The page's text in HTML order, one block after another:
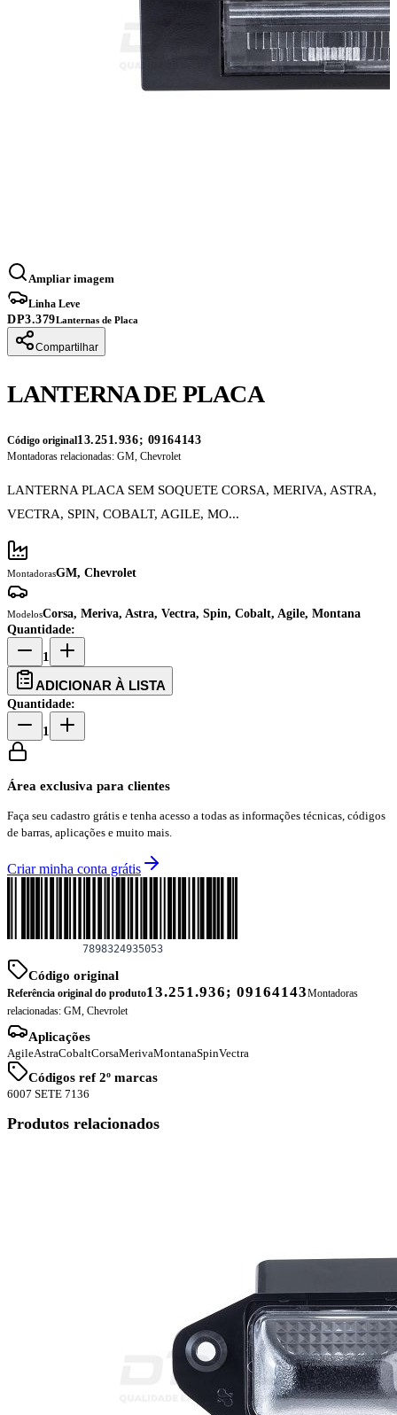
Ampliar imagem
Linha Leve
DP3.379Lanternas de Placa
Compartilhar
LANTERNA DE PLACA
Código original13.251.936; 09164143
Montadoras relacionadas: GM, Chevrolet
LANTERNA PLACA SEM SOQUETE CORSA, MERIVA, ASTRA,
VECTRA, SPIN, COBALT, AGILE, MO...
MontadorasGM, Chevrolet
ModelosCorsa, Meriva, Astra, Vectra, Spin, Cobalt, Agile, Montana
Quantidade:
1
ADICIONAR À LISTA
Quantidade:
1
Área exclusiva para clientes
Faça seu cadastro grátis e tenha acesso a todas as informações técnicas, códigos
de barras, aplicações e muito mais.
Criar minha conta grátis
Código original
Referência original do produto13.251.936; 09164143Montadoras
relacionadas: GM, Chevrolet
Aplicações
AgileAstraCobaltCorsaMerivaMontanaSpinVectra
Códigos ref 2º marcas
6007 SETE 7136
Produtos relacionados